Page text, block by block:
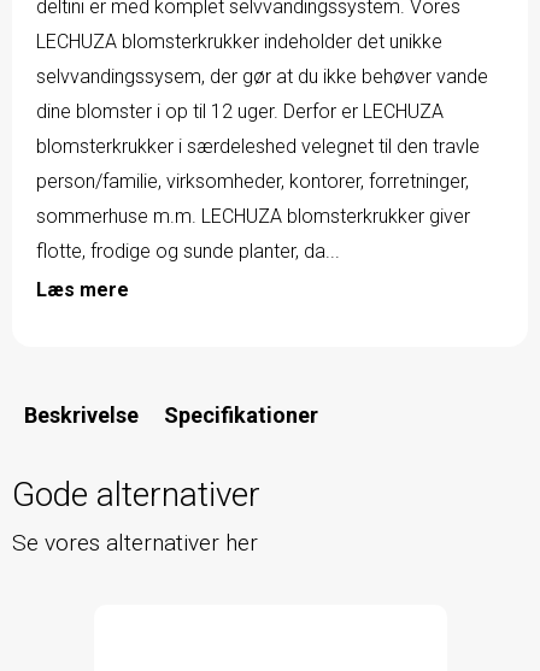
deltini er med komplet selvvandingssystem. Vores
LECHUZA blomsterkrukker indeholder det unikke
selvvandingssysem, der gør at du ikke behøver vande
dine blomster i op til 12 uger. Derfor er LECHUZA
blomsterkrukker i særdeleshed velegnet til den travle
person/familie, virksomheder, kontorer, forretninger,
sommerhuse m.m. LECHUZA blomsterkrukker giver
flotte, frodige og sunde planter, da...
Læs mere
Beskrivelse Specifikationer
Gode alternativer
Se vores alternativer her